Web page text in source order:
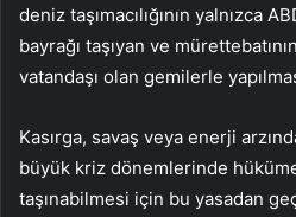
deniz taşımacılığının yalnızca
bayrağı taşıyan ve
vatandaşı olan gemilerle
Kasırga, savaş veya enerji
büyük kriz dönemlerinde
taşınabilmesi için bu yasadan